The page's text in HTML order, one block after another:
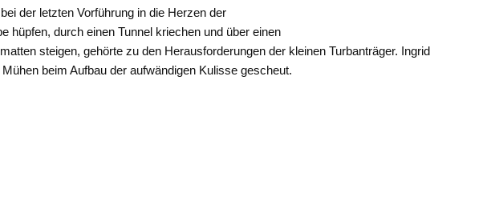
der letzten Vorführung in die Herzen der
hüpfen, durch einen Tunnel kriechen und über einen
steigen, gehörte zu den Herausforderungen der kleinen Turbanträger. Ingrid
beim Aufbau der aufwändigen Kulisse gescheut.